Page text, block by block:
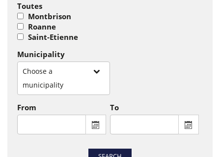
Toutes
Montbrison
Roanne
Saint-Etienne
Municipality
Choose a
municipality
From
From : display the calendar to
To
To :